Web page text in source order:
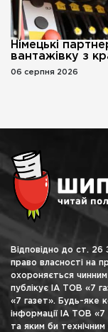
Німецькі
вантажівку з
06 серпня 2026
Відповідно до ст. 26
право власності на
охороняється
публікує ІА ТОВ «7
«7 газет». Будь-яке
інформації ІА ТОВ
та яким би